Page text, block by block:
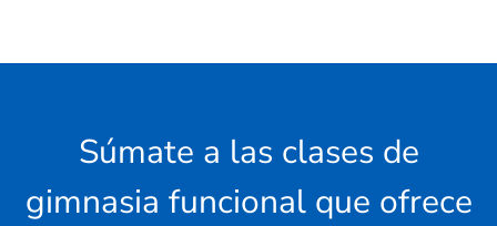
Súmate a las clases de
gimnasia funcional que ofrece